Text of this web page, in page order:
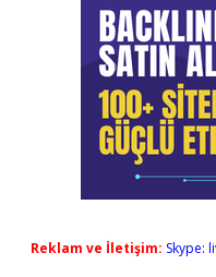
Reklam ve İletişim: Skype: